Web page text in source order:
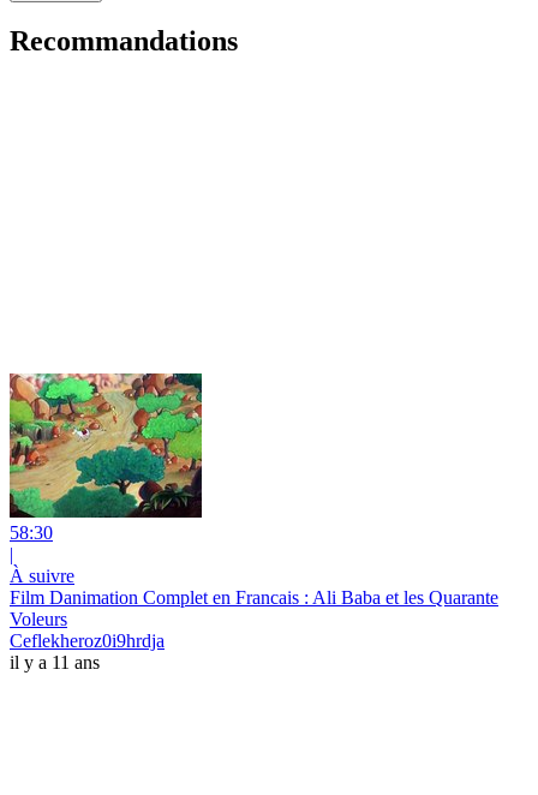
Recommandations
58:30
|
À suivre
Film Danimation Complet en Francais : Ali Baba et les Quarante
Voleurs
Ceflekheroz0i9hrdja
il y a 11 ans